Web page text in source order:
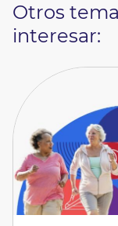
Otros
interesar: